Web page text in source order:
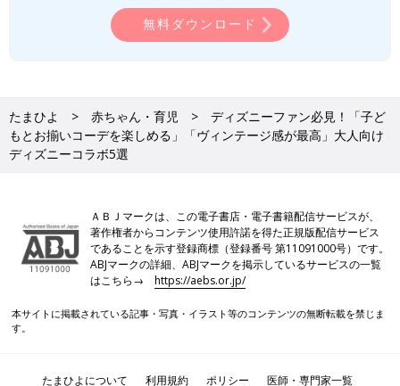
無料ダウンロード
たまひよ 赤ちゃん・育児
ディズニーファン必見！「子ど
もとお揃いコーデを楽しめる」「ヴィンテージ感が最高」大人向け
ディズニーコラボ5選
ＡＢＪマークは、この電子書店・電子書籍配信サービスが、
著作権者からコンテンツ使用許諾を得た正規版配信サービス
であることを示す登録商標（登録番号 第11091000号）です。
ABJマークの詳細、ABJマークを掲示しているサービスの一覧
はこちら→https://aebs.or.jp/
本サイトに掲載されている記事・写真・イラスト等のコンテンツの無断転載を禁じま
す。
たまひよについて 利用規約 ポリシー 医師・専門家一覧